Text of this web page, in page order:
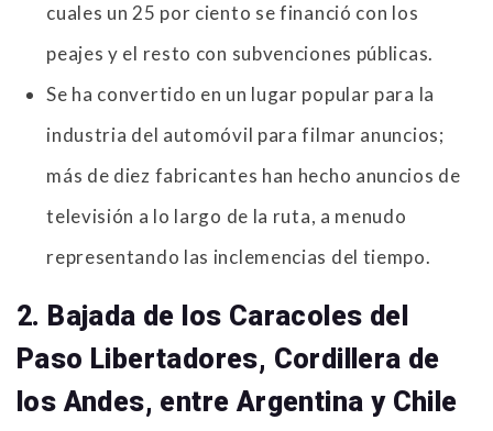
cuales un 25 por ciento se financió con los
peajes y el resto con subvenciones públicas.
Se ha convertido en un lugar popular para la
industria del automóvil para filmar anuncios;
más de diez fabricantes han hecho anuncios de
televisión a lo largo de la ruta, a menudo
representando las inclemencias del tiempo.
2. Bajada de los Caracoles del
Paso Libertadores, Cordillera de
los Andes, entre Argentina y Chile